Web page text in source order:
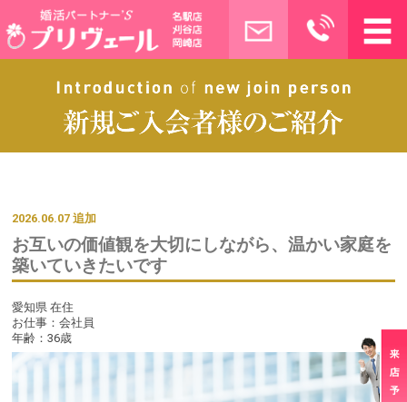
2026.06.07 追加
お互いの価値観を大切にしながら、温かい家庭を
築いていきたいです
愛知県 在住
お仕事：会社員
年齢：36歳